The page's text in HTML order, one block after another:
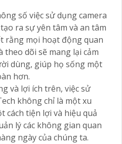
số việc sử dụng camera
ra sự yên tâm và an tâm
rằng mọi hoạt động quan
dõi sẽ mang lại cảm
dùng, giúp họ sống một
hơn.
và lợi ích trên, việc sử
không chỉ là một xu
cách tiện lợi và hiệu quả
lý các không gian quan
ngày của chúng ta.